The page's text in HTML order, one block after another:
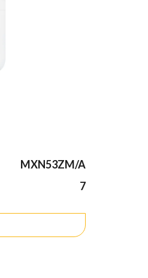
MXN53ZM/A
7